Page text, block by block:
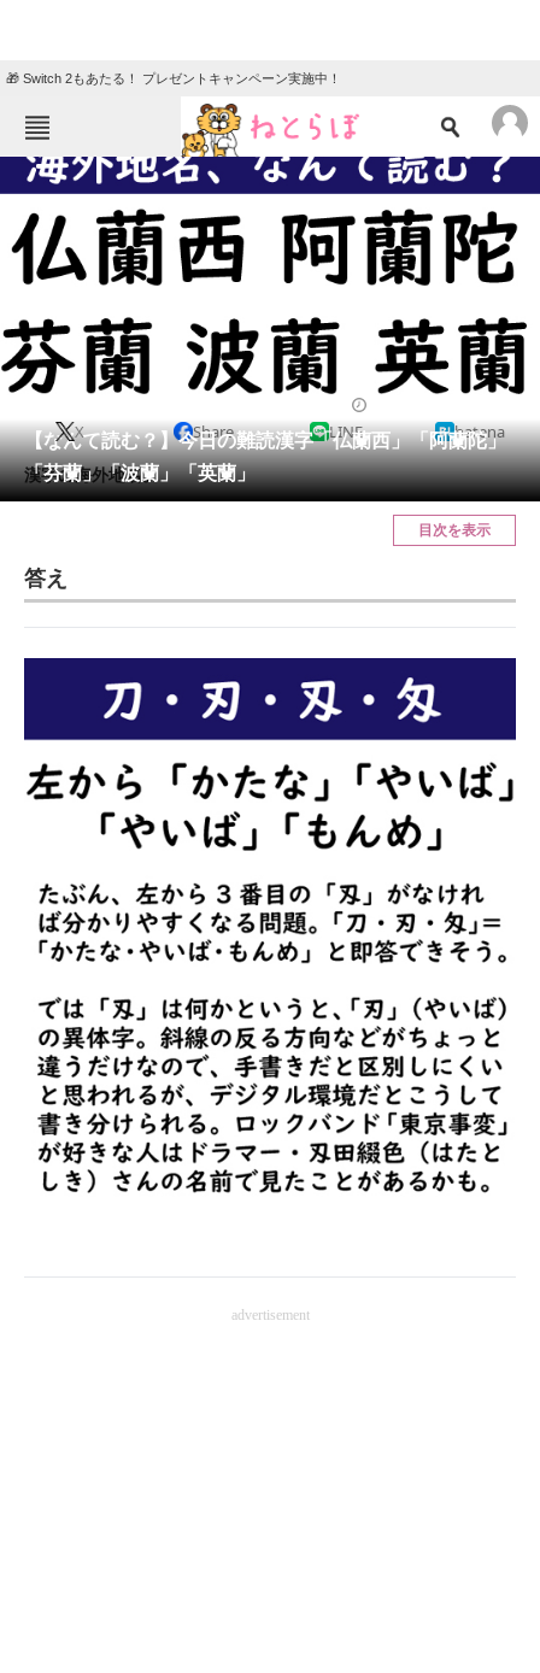
🎁 Switch 2もあたる！ プレゼントキャンペーン実施中！
ねとらぼメニュー
TOP ニュース
エンタメ クイズ
住まい 教育・育児
動物 リサーチ
会員記事
メディア
ITの今と未来を見通す
進化するPCとデバイスの未来
ビジネスと働き方のヒント
AI活用のいまが分かる
企業ITのトレンドを詳説
経営リーダーのコミュニティ
マーケ×ITの今がよく分かる
ITエンジニア向け専門サイト
企業向けIT製品の総合サイト
IT製品の技術・比較・事例
エレクトロニクス専門サイト
【なんて読む？】今日の難読漢字「仏蘭西」「阿蘭陀」
「芬蘭」「波蘭」「英蘭」
X Share LINE hatena
漢字の海外地名。
目次を表示
答え
advertisement